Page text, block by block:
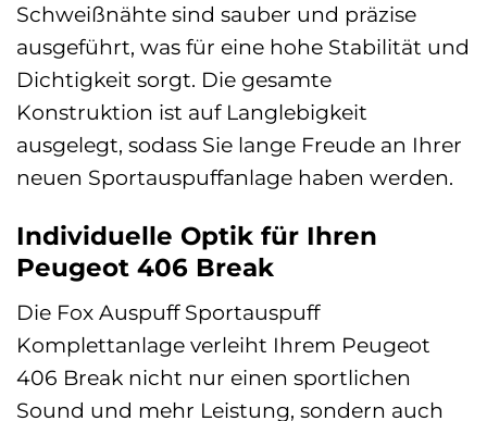
Schweißnähte sind sauber und präzise
ausgeführt, was für eine hohe Stabilität und
Dichtigkeit sorgt. Die gesamte
Konstruktion ist auf Langlebigkeit
ausgelegt, sodass Sie lange Freude an Ihrer
neuen Sportauspuffanlage haben werden.
Individuelle Optik für Ihren
Peugeot 406 Break
Die Fox Auspuff Sportauspuff
Komplettanlage verleiht Ihrem Peugeot
406 Break nicht nur einen sportlichen
Sound und mehr Leistung, sondern auch